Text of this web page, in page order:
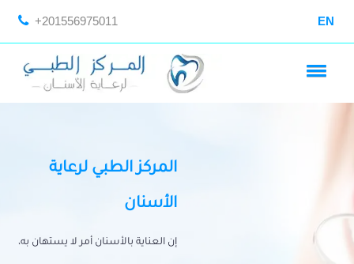
+201556975011 EN
المركز الطبي لرعاية
الأسنان
إن العناية بالأسنان أمر لا يستهان به،